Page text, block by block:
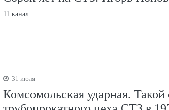
11 канал
31 июля
Комсомольская ударная. Такой